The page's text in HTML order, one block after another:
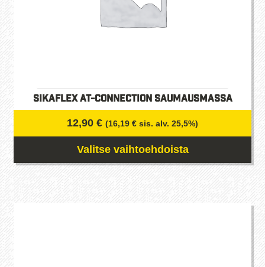
Sikaflex AT-Connection saumausmassa
12,90 € (16,19 € sis. alv. 25,5%)
Valitse vaihtoehdoista